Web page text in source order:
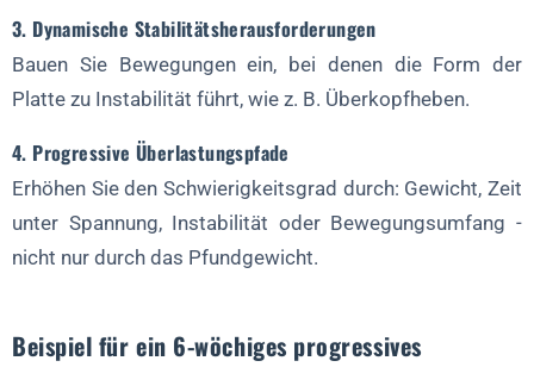
3. Dynamische Stabilitätsherausforderungen
Bauen Sie Bewegungen ein, bei denen die Form der
Platte zu Instabilität führt, wie z. B. Überkopfheben.
4. Progressive Überlastungspfade
Erhöhen Sie den Schwierigkeitsgrad durch: Gewicht, Zeit
unter Spannung, Instabilität oder Bewegungsumfang -
nicht nur durch das Pfundgewicht.
Beispiel für ein 6-wöchiges progressives